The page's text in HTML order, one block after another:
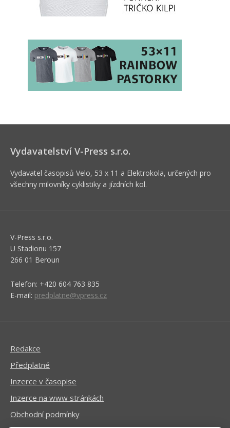
Vydavatelství V-Press s.r.o.
Vydavatel časopisů Velo, 53 x 11 a Elektrokola, určených pro
všechny milovníky cyklistiky a jízdních kol.
V-Press s.r.o.
U Stadionu 157
266 01 Beroun
Telefon: +420 604 763 835
E-mail: predplatne@vpress.cz
Redakce
Předplatné
Inzerce v časopise
Inzerce na www stránkách
Obchodní podmínky